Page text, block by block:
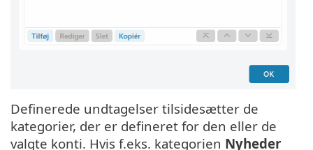
Definerede undtagelser tilsidesætter de
kategorier, der er defineret for den eller de
valgte konti. Hvis f.eks. kategorien Nyheder